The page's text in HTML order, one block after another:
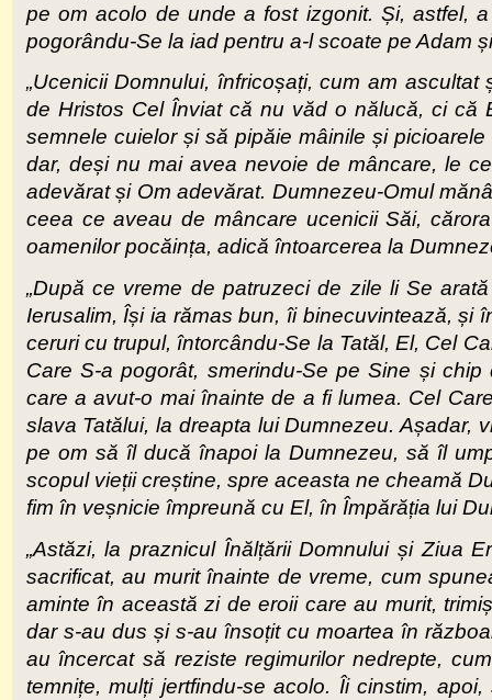
pe om acolo de unde a fost izgonit. Și, astfel,
pogorându-Se la iad pentru a-l scoate pe Adam
„Ucenicii Domnului, înfricoșați, cum am
de Hristos Cel Înviat că nu văd o nălucă, ci că
semnele cuielor și să pipăie mâinile și
dar, deși nu mai avea nevoie de mâncare, le
adevărat și Om adevărat. Dumnezeu-Omul
ceea ce aveau de mâncare ucenicii Săi,
oamenilor pocăința, adică întoarcerea la
„După ce vreme de patruzeci de zile li Se
Ierusalim, Își ia rămas bun, îi binecuvintează,
ceruri cu trupul, întorcându-Se la Tatăl, El, Cel
Care S-a pogorât, smerindu-Se pe Sine și
care a avut-o mai înainte de a fi lumea. Cel
slava Tatălui, la dreapta lui Dumnezeu. Așadar,
pe om să îl ducă înapoi la Dumnezeu, să îl
scopul vieții creștine, spre aceasta ne cheamă
fim în veșnicie împreună cu El, în Împărăția lui
„Astăzi, la praznicul Înălțării Domnului și Ziua
sacrificat, au murit înainte de vreme, cum
aminte în această zi de eroii care au murit,
dar s-au dus și s-au însoțit cu moartea în
au încercat să reziste regimurilor nedrepte,
temnițe, mulți jertfindu-se acolo. Îi cinstim,